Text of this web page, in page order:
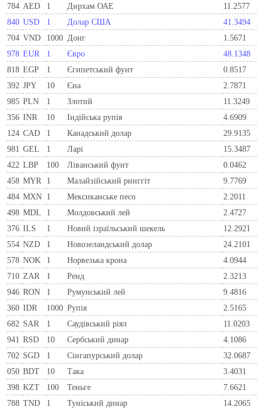
784 AED 1 Дирхам ОАЕ
11.2577
840 USD 1 Долар США
41.3494
704 VND 1000 Донг
1.5671
978 EUR 1 Євро
48.1348
818 EGP 1 Єгипетський фунт
0.8517
392 JPY 10 Єна
2.7871
985 PLN 1 Злотий
11.3249
356 INR 10 Індійська рупія
4.6909
124 CAD 1 Канадський долар
29.9135
981 GEL 1 Ларi
15.3487
422 LBP 100 Ліванський фунт
0.0462
458 MYR 1 Малайзійський ринггіт
9.7769
484 MXN 1 Мексиканське песо
2.2011
498 MDL 1 Молдовський лей
2.4727
376 ILS 1 Новий ізраїльський шекель
12.2921
554 NZD 1 Новозеландський долар
24.2101
578 NOK 1 Норвезька крона
4.0944
710 ZAR 1 Ренд
2.3213
946 RON 1 Румунський лей
9.4816
360 IDR 1000 Рупія
2.5165
682 SAR 1 Саудівський ріял
11.0203
941 RSD 10 Сербський динар
4.1086
702 SGD 1 Сінгапурський долар
32.0687
050 BDT 10 Така
3.4031
398 KZT 100 Теньге
7.6621
788 TND 1 Туніський динар 14.2065